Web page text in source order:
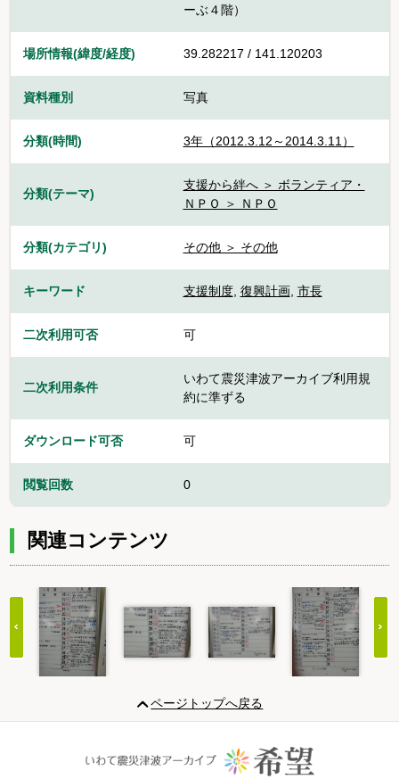
ーぶ４階）
場所情報(緯度/経度) 39.282217 / 141.120203
資料種別 写真
分類(時間) 3年（2012.3.12～2014.3.11）
分類(テーマ)
支援から絆へ ＞ ボランティア・
ＮＰＯ ＞ ＮＰＯ
分類(カテゴリ) その他 ＞ その他
キーワード 支援制度, 復興計画, 市長
二次利用可否 可
二次利用条件
いわて震災津波アーカイブ利用規
約に準ずる
ダウンロード可否 可
閲覧回数 0
関連コンテンツ
20
ページトップへ戻る